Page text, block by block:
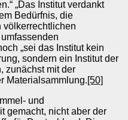
„Das Institut verdankt
Bedürfnis, die
völkerrechtlichen
„sei das Institut kein
sondern ein Institut der
zunächst mit der
Materialsammlung.[50]
und
gemacht, nicht aber der